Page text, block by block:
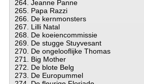
264. Jeanne Panne
265. Papa Razzi
266. De kernmonsters
267. Lilli Natal
268. De koeiencommissie
269. De stugge Stuyvesant
270. De ongelooflijke Thomas
271. Big Mother
272. De blote Belg
273. De Europummel